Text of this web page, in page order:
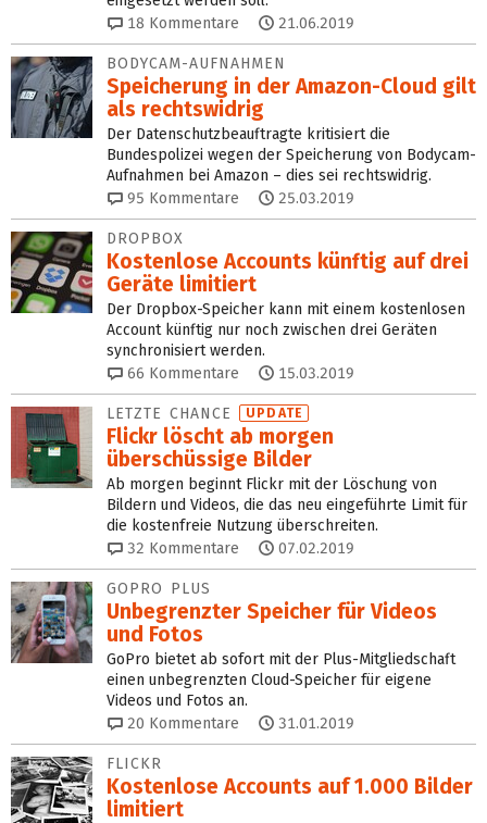
18 Kommentare 21.06.2019
BODYCAM-AUFNAHMEN
Speicherung in der Amazon-Cloud gilt
als rechtswidrig
Der Datenschutzbeauftragte kritisiert die
Bundespolizei wegen der Speicherung von Bodycam-
Aufnahmen bei Amazon – dies sei rechtswidrig.
95 Kommentare 25.03.2019
DROPBOX
Kostenlose Accounts künftig auf drei
Geräte limitiert
Der Dropbox-Speicher kann mit einem kostenlosen
Account künftig nur noch zwischen drei Geräten
synchronisiert werden.
66 Kommentare 15.03.2019
LETZTE CHANCE UPDATE
Flickr löscht ab morgen
überschüssige Bilder
Ab morgen beginnt Flickr mit der Löschung von
Bildern und Videos, die das neu eingeführte Limit für
die kostenfreie Nutzung überschreiten.
32 Kommentare 07.02.2019
GOPRO PLUS
Unbegrenzter Speicher für Videos
und Fotos
GoPro bietet ab sofort mit der Plus-Mitgliedschaft
einen unbegrenzten Cloud-Speicher für eigene
Videos und Fotos an.
20 Kommentare 31.01.2019
FLICKR
Kostenlose Accounts auf 1.000 Bilder
limitiert